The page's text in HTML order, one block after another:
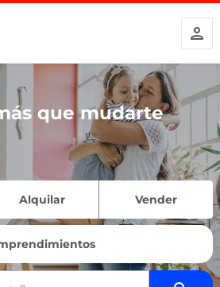
que mudarte
Alquilar Vender